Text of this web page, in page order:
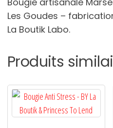
Les Goudes –
La Boutik Labo.
Produits